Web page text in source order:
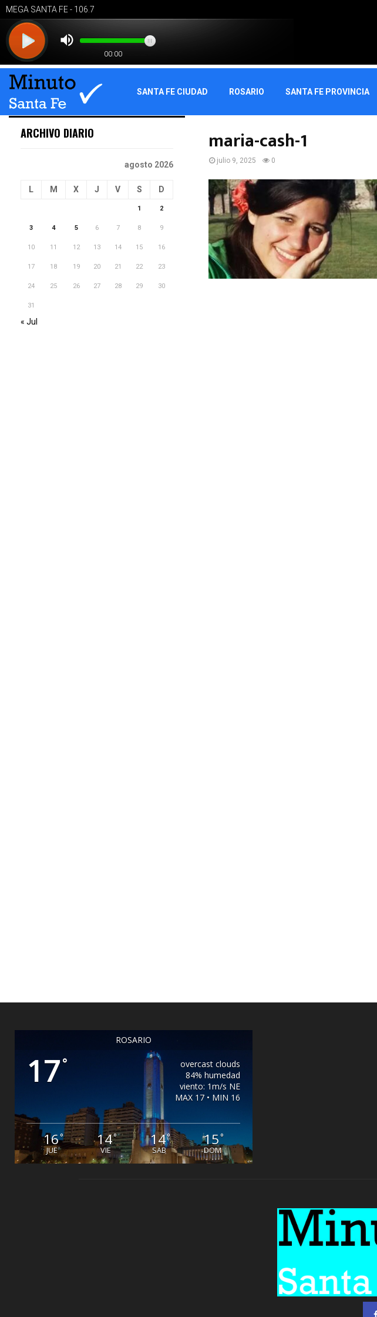
SANTA FE CIUDAD ROSARIO SANTA FE PROVINCIA
maria-cash-1
julio 9, 2025 0
ARCHIVO DIARIO
agosto 2026
L M X J V S D
1 2
3 4 5 6 7 8 9
10 11 12 13 14 15 16
17 18 19 20 21 22 23
24 25 26 27 28 29 30
31
« Jul
ROSARIO
17°
overcast clouds
84% humedad
viento: 1m/s NE
MAX 17 • MIN 16
16°
JUE
14°
VIE
14°
SAB
15°
DOM